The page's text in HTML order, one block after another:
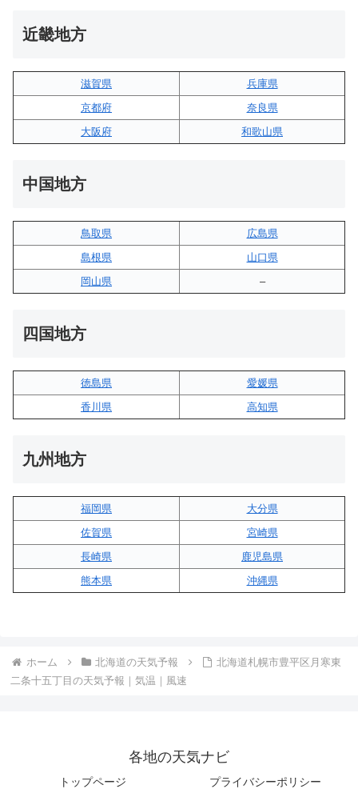
近畿地方
滋賀県
兵庫県
京都府
奈良県
大阪府
和歌山県
中国地方
鳥取県
広島県
島根県
山口県
岡山県
–
四国地方
徳島県
愛媛県
香川県
高知県
九州地方
福岡県
大分県
佐賀県
宮崎県
長崎県
鹿児島県
熊本県
沖縄県
ホーム 北海道の天気予報
北海道札幌市豊平区月寒東
二条十五丁目の天気予報｜気温｜風速
各地の天気ナビ
トップページ プライバシーポリシー